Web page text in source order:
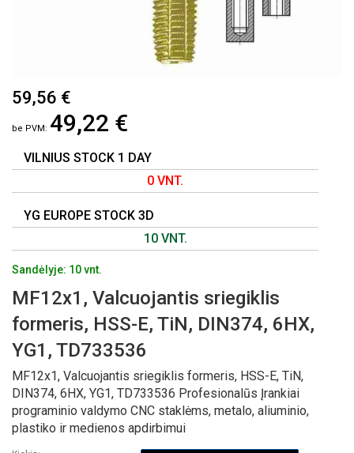
Į
PAVEIKSLĖLIŲ
PRADŽIĄ
59,56 €
49,22 €
VILNIUS STOCK 1 DAY
0 VNT.
YG EUROPE STOCK 3D
10 VNT.
Sandėlyje: 10 vnt.
MF12x1, Valcuojantis sriegiklis
formeris, HSS-E, TiN, DIN374, 6HX,
YG1, TD733536
MF12x1, Valcuojantis sriegiklis formeris, HSS-E, TiN,
DIN374, 6HX, YG1, TD733536 Profesionalūs Įrankiai
programinio valdymo CNC staklėms, metalo, aliuminio,
plastiko ir medienos apdirbimui